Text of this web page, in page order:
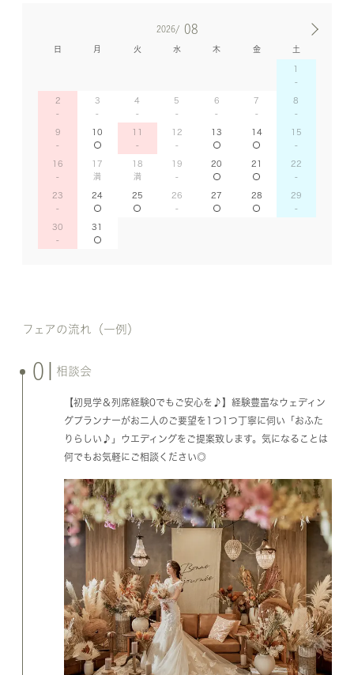
2026/ 08
日 月 火 水 木 金 土
1
2 3 4 5 6 7 8
9 10 11 12 13 14 15
16 17 18 19 20 21 22
23 24 25 26 27 28 29
30 31
フェアの流れ（一例）
01 相談会
【初見学＆列席経験0でもご安心を♪】経験豊富なウェディン
グプランナーがお二人のご要望を1つ1つ丁寧に伺い「おふた
りらしい♪」ウエディングをご提案致します。気になることは
何でもお気軽にご相談ください◎